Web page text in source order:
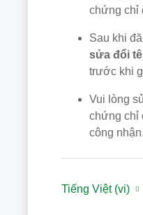
chứng chỉ
Sau khi
sửa đổi
trước khi
Vui lòng
chứng chỉ
công nhận.
Tiếng Việt ‎(vi)‎